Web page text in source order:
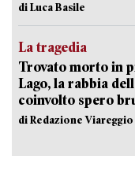
di Luca Basile
La tragedia
Trovato morto in
Lago, la rabbia
coinvolto spero
di Redazione Viareggio